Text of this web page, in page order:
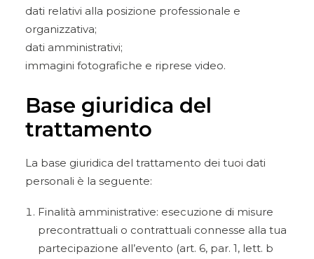
dati relativi alla posizione professionale e
organizzativa;
dati amministrativi;
immagini fotografiche e riprese video.
Base giuridica del
trattamento
La base giuridica del trattamento dei tuoi dati
personali è la seguente:
Finalità amministrative: esecuzione di misure
precontrattuali o contrattuali connesse alla tua
partecipazione all’evento (art. 6, par. 1, lett. b